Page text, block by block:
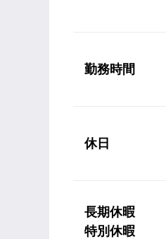
勤務時間
休日
長期休暇
特別休暇